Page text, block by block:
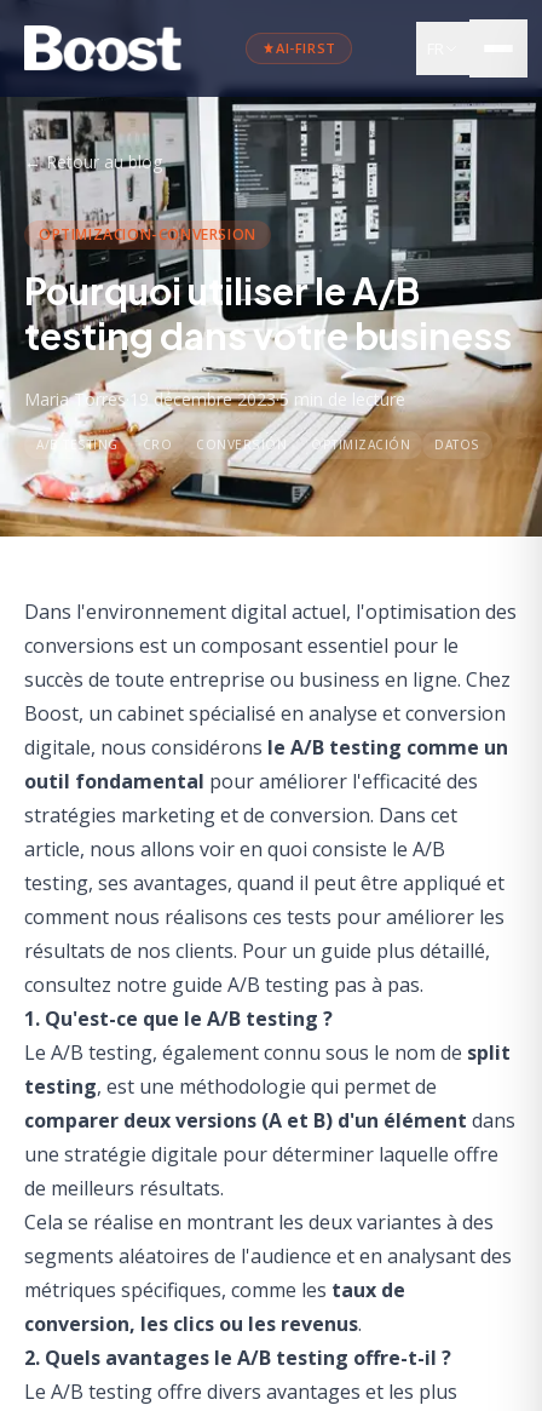
AI-FIRST
←Retour au blog
OPTIMIZACION-CONVERSION
Pourquoi utiliser le A/B
testing dans votre business
Maria Torres 19 décembre 2023·5 min de lecture
A/B TESTING CRO CONVERSIÓN OPTIMIZACIÓN DATOS
Dans l'environnement digital actuel, l'optimisation des
conversions est un composant essentiel pour le
succès de toute entreprise ou business en ligne. Chez
Boost, un cabinet spécialisé en analyse et conversion
digitale, nous considérons le A/B testing comme un
outil fondamental pour améliorer l'efficacité des
stratégies marketing et de conversion. Dans cet
article, nous allons voir en quoi consiste le A/B
testing, ses avantages, quand il peut être appliqué et
comment nous réalisons ces tests pour améliorer les
résultats de nos clients. Pour un guide plus détaillé,
consultez notre guide A/B testing pas à pas.
1. Qu'est-ce que le A/B testing ?
Le A/B testing, également connu sous le nom de split
testing, est une méthodologie qui permet de
comparer deux versions (A et B) d'un élément dans
une stratégie digitale pour déterminer laquelle offre
de meilleurs résultats.
Cela se réalise en montrant les deux variantes à des
segments aléatoires de l'audience et en analysant des
métriques spécifiques, comme les taux de
conversion, les clics ou les revenus.
2. Quels avantages le A/B testing offre-t-il ?
Le A/B testing offre divers avantages et les plus